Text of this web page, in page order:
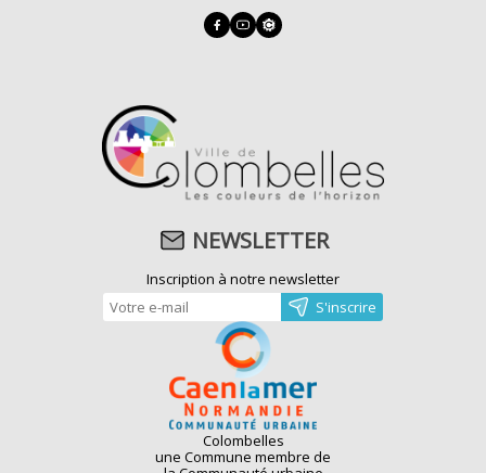
NEWSLETTER
Inscription à notre newsletter
Colombelles
une Commune membre de